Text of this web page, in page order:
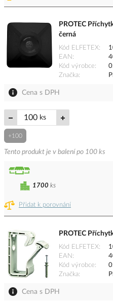
PROTEC
černá
Kód ELFETEX
EAN
Kód výrobce
Značka
Cena s DPH
ks
+100
Tento produkt je v balení po 100 ks
Přidat k porovnání
1700 ks
PROTEC
Kód ELFETEX
EAN
Kód výrobce
Značka
Cena s DPH